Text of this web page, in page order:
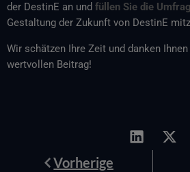
der DestinE an und füllen Sie die
Gestaltung der Zukunft von DestinE
Wir schätzen Ihre Zeit und danken
wertvollen Beitrag!
PrevVorherige